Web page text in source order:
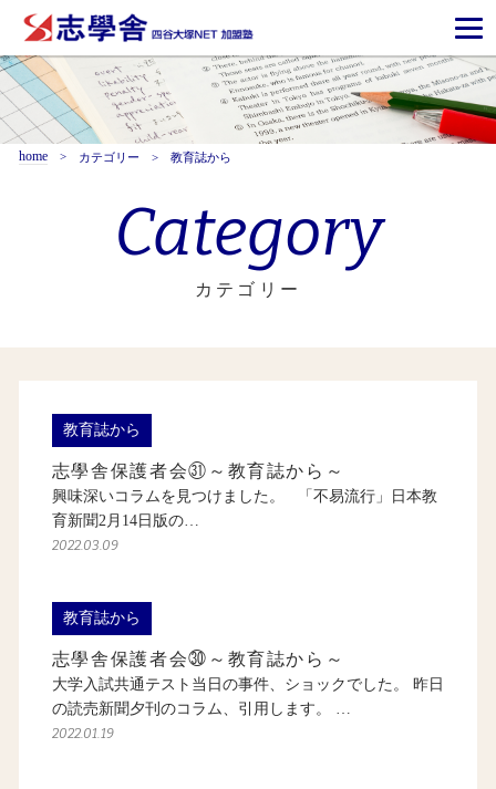
home カテゴリー 教育誌から
Category
カテゴリー
教育誌から
志學舎保護者会㉛～教育誌から～
興味深いコラムを見つけました。 「不易流行」日本教
育新聞2月14日版の…
2022.03.09
教育誌から
志學舎保護者会㉚～教育誌から～
大学入試共通テスト当日の事件、ショックでした。 昨日
の読売新聞夕刊のコラム、引用します。 …
2022.01.19